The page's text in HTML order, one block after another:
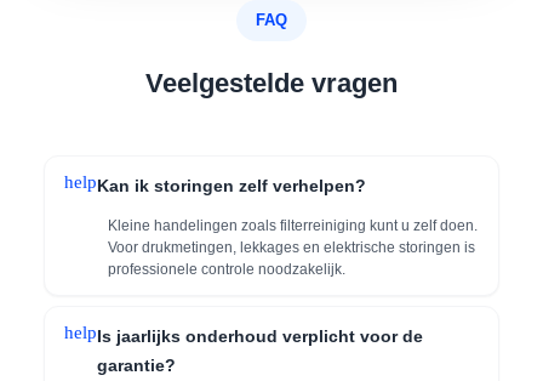
FAQ
Veelgestelde vragen
helpKan ik storingen zelf verhelpen?
Kleine handelingen zoals filterreiniging kunt u zelf doen.
Voor drukmetingen, lekkages en elektrische storingen is
professionele controle noodzakelijk.
helpIs jaarlijks onderhoud verplicht voor de
garantie?